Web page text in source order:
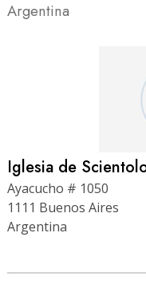
Argentina
Iglesia de
Ayacucho # 1050
1111 Buenos Aires
Argentina